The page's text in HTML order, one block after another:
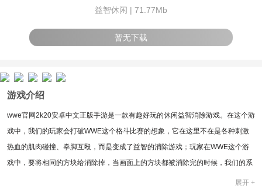
益智休闲 | 71.77Mb
暂无下载
游戏介绍
wwe官网2k20安卓中文正版手游是一款有趣好玩的休闲益智消除游戏。在这个游
戏中，我们的玩家会打破WWE这个格斗比赛的想象，它在这里不在是各种刺激
热血的肌肉碰撞、拳脚互殴，而是变成了益智的消除游戏；玩家在WWE这个游
戏中，要将相同的方块给消除掉，当画面上的方块都被消除完的时候，我们的系
展开 +